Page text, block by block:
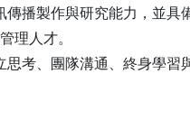
傳播製作與研究能力，並具
理人才。
思考、團隊溝通、終身學習